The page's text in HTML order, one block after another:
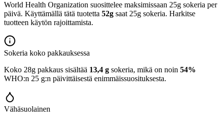
World Health Organization suosittelee maksimissaan 25g sokeria per
päivä. Käyttämällä tätä tuotetta 52g saat 25g sokeria. Harkitse
tuotteen käytön rajoittamista.
Sokeria koko pakkauksessa
Koko 28g pakkaus sisältää 13,4 g sokeria, mikä on noin 54%
WHO:n 25 g:n päivittäisestä enimmäissuosituksesta.
Vähäsuolainen